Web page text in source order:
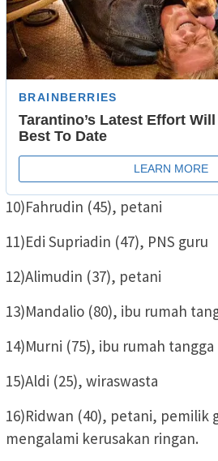
10)Fahrudin (45), petani
11)Edi Supriadin (47), PNS guru
12)Alimudin (37), petani
13)Mandalio (80), ibu rumah
14)Murni (75), ibu rumah tangga
15)Aldi (25), wiraswasta
16)Ridwan (40), petani, pemilik
mengalami kerusakan ringan.